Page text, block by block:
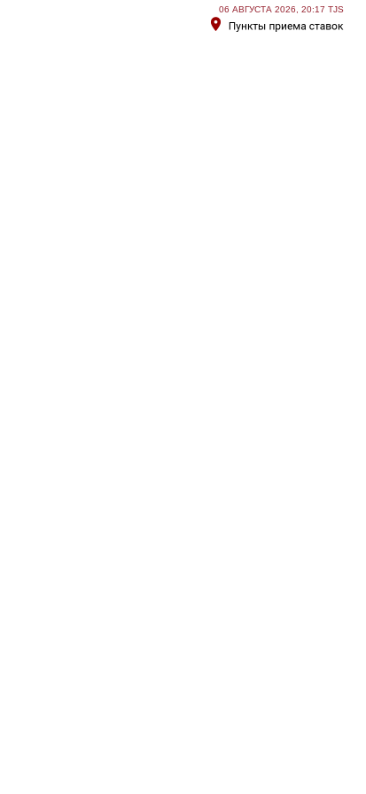
06 АВГУСТА 2026, 20:17 TJS